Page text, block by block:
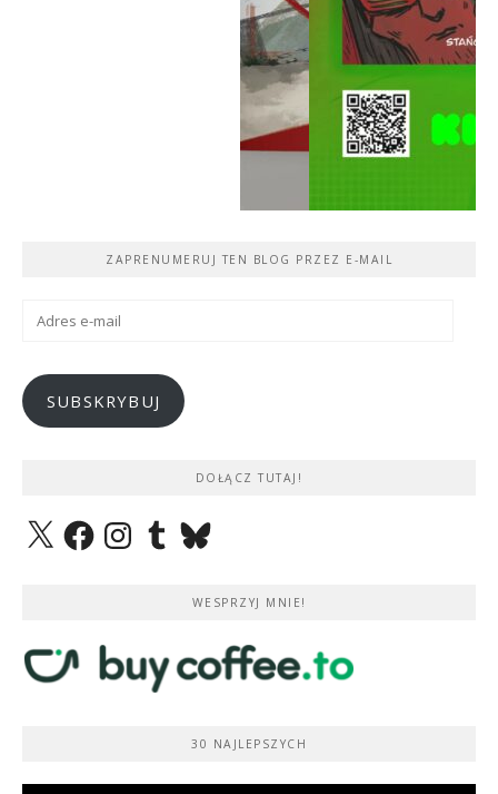
ZAPRENUMERUJ TEN BLOG PRZEZ E-MAIL
Adres
SUBSKRYBUJ
DOŁĄCZ TUTAJ!
X FacebookInstagramTumblrBluesky
WESPRZYJ MNIE!
30 NAJLEPSZYCH